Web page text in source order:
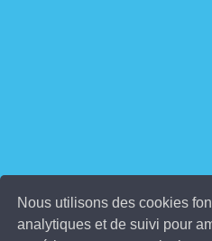
Nous utilisons des cookies
analytiques et de suivi pour